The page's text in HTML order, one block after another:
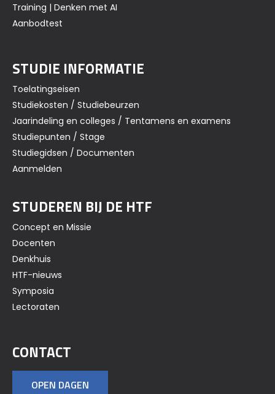
Training | Denken met AI
Aanbodtest
STUDIE INFORMATIE
Toelatingseisen
Studiekosten / Studiebeurzen
Jaarindeling en colleges / Tentamens en examens
Studiepunten / Stage
Studiegidsen / Documenten
Aanmelden
STUDEREN BIJ DE HTF
Concept en Missie
Docenten
Denkhuis
HTF-nieuws
Symposia
Lectoraten
CONTACT
OPEN DAGEN